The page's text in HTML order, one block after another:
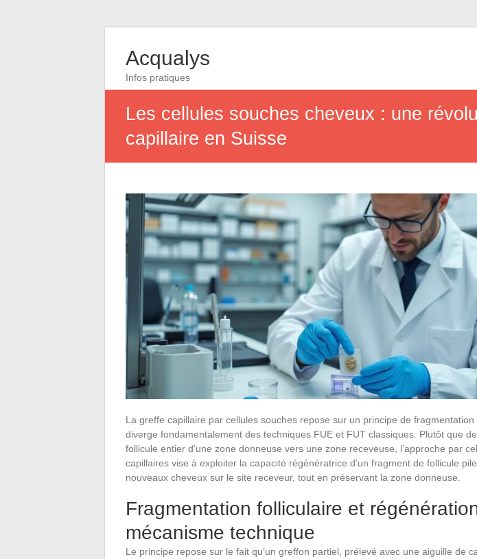
Acqualys
Infos pratiques
Les cellules souches cheveux : une
capillaire en Suisse
La greffe capillaire par cellules souches repose sur un principe de fragmentation
diverge fondamentalement des techniques FUE et FUT classiques. Plutôt que
follicule entier d’une zone donneuse vers une zone receveuse, l’approche par
capillaires vise à exploiter la capacité régénératrice d’un fragment de follicule
nouveaux cheveux sur le site receveur, tout en préservant la zone donneuse.
Fragmentation folliculaire et
mécanisme technique
Le principe repose sur le fait qu’un greffon partiel, prélevé avec une aiguille de